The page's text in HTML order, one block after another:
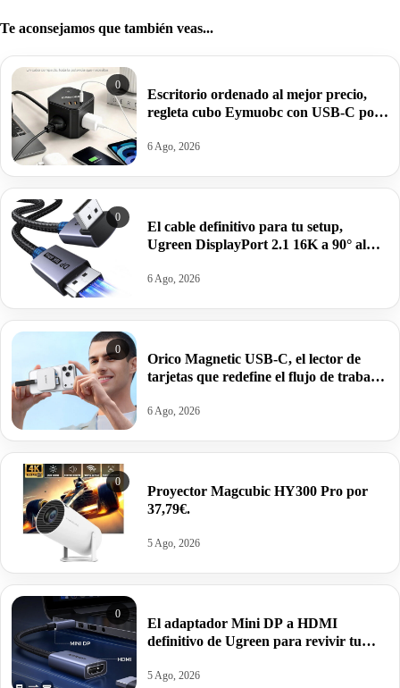
Te aconsejamos que también veas...
0
Escritorio ordenado al mejor precio,
regleta cubo Eymuobc con USB-C por
6 Ago, 2026
0
El cable definitivo para tu setup,
Ugreen DisplayPort 2.1 16K a 90° al
6 Ago, 2026
0
Orico Magnetic USB-C, el lector de
tarjetas que redefine el flujo de trabajo
6 Ago, 2026
0
Proyector Magcubic HY300 Pro por
37,79€.
5 Ago, 2026
0
El adaptador Mini DP a HDMI
definitivo de Ugreen para revivir tu
5 Ago, 2026